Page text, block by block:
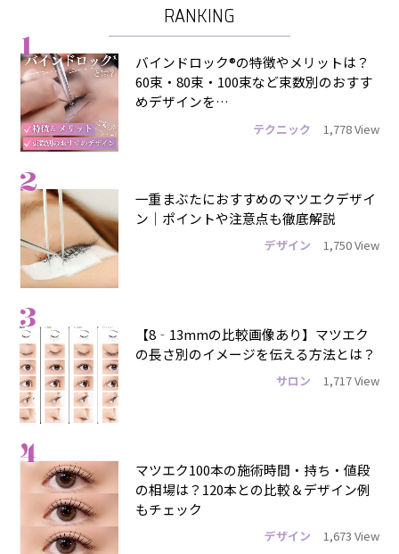
RANKING
1
バインドロック®の特徴やメリットは？
60束・80束・100束など束数別のおすす
めデザインを…
テクニック 1,778 View
2
一重まぶたにおすすめのマツエクデザイ
ン｜ポイントや注意点も徹底解説
デザイン 1,750 View
3
【8‐13mmの比較画像あり】マツエク
の長さ別のイメージを伝える方法とは？
サロン 1,717 View
4
マツエク100本の施術時間・持ち・値段
の相場は？120本との比較＆デザイン例
もチェック
デザイン 1,673 View